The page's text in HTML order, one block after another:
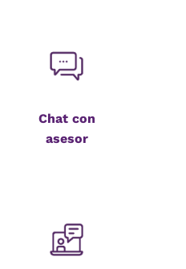
Chat con
asesor